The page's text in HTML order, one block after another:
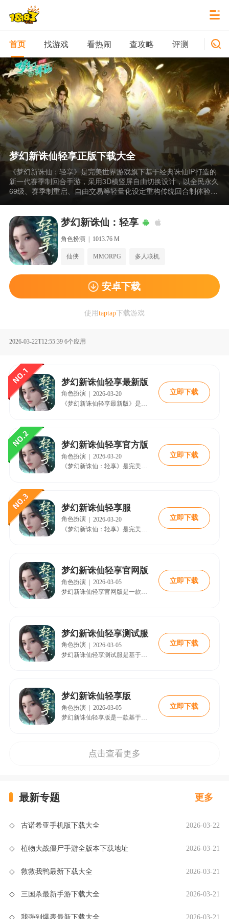
首页 找游戏 看热闹 查攻略 评测 新游
梦幻新诛仙轻享正版下载大全
《梦幻新诛仙：轻享》是完美世界游戏旗下基于经典诛仙IP打造的
新一代赛季制回合手游，采用3D横竖屏自由切换设计，以全民永久
69级、赛季制重启、自由交易等轻量化设定重构传统回合制体验，
与减负设计的仙侠世界，开启属于你的轻享修仙之旅。
梦幻新诛仙：轻享
角色扮演 | 1013.76 M
仙侠 MMORPG 多人联机
安卓下载
使用taptap下载游戏
2026-03-22T12:55:39 6个应用
梦幻新诛仙轻享最新版
角色扮演 | 2026-03-20
《梦幻新诛仙轻享最新版》是一款主打轻松修仙的竖屏回合制手游，延续原作仙侠世界观，优化养成系统，取消洗髓、装备打造等繁琐玩法，提升玩家体验。游戏采用赛季制管理，确保公平竞技，支持战宠自由合成与资质提升，增强策略性。同时，游戏注重减负设计，无强制打卡，资源有限制，适合各类玩家。核心亮点包括竖屏3D视角、自由交易、心法符文混搭及丰富副本玩法，满足休闲与硬核玩家需求，带来沉浸式修仙体验。
立即下载
梦幻新诛仙轻享官方版
角色扮演
2026-03-20
《梦幻新诛仙：轻享》是完美世界推出的仙侠回合制手游，主打轻量化体验，支持横竖屏切换与单手操作。采用赛季制玩法，等级封顶69级，8天即可满级，减少养成压力。装备全靠掉落，开放自由交易，还原经典角色如张小凡、碧瑶等。游戏注重策略深度，引入心法与符文系统，适合通勤或居家游玩，轻松享受修仙乐趣。
立即下载
梦幻新诛仙轻享服
角色扮演 | 2026-03-20
立即下载
梦幻新诛仙轻享官网版
角色扮演
2026-03-05
梦幻新诛仙轻享官网版是一款以诛仙IP为背景的赛季回合手游，为道友们打造一个3D横竖屏随心切换的修仙世界。通过开放真正的自由交易、全民永久69级、赛季制重启等全新设定，让玩家轻松体验回合制修仙的独特乐趣。
立即下载
梦幻新诛仙轻享测试服
角色扮演 | 2026-03-05
立即下载
梦幻新诛仙轻享版
角色扮演
2026-03-05
梦幻新诛仙轻享版是一款基于诛仙IP打造的赛季制回合手游，为玩家构建了一个可在3D横竖屏间随心切换的仙侠世界。游戏以“轻量化”为核心理念。
立即下载
点击查看更多
最新专题 更多
◇ 古诺希亚手机版下载大全 2026-03-22
◇ 植物大战僵尸手游全版本下载地址 2026-03-21
◇ 救救我鸭最新下载大全 2026-03-21
◇ 三国杀最新手游下载大全 2026-03-21
◇ 我强到爆表最新下载大全 2026-03-21